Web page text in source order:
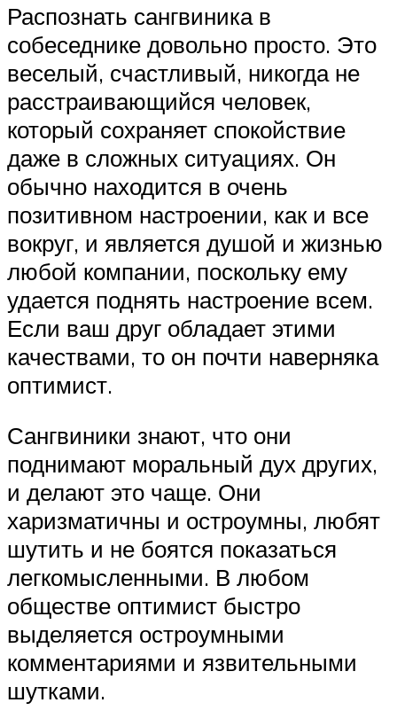
Распознать сангвиника в
собеседнике довольно просто. Это
веселый, счастливый, никогда не
расстраивающийся человек,
который сохраняет спокойствие
даже в сложных ситуациях. Он
обычно находится в очень
позитивном настроении, как и все
вокруг, и является душой и жизнью
любой компании, поскольку ему
удается поднять настроение всем.
Если ваш друг обладает этими
качествами, то он почти наверняка
оптимист.
Сангвиники знают, что они
поднимают моральный дух других,
и делают это чаще. Они
харизматичны и остроумны, любят
шутить и не боятся показаться
легкомысленными. В любом
обществе оптимист быстро
выделяется остроумными
комментариями и язвительными
шутками.